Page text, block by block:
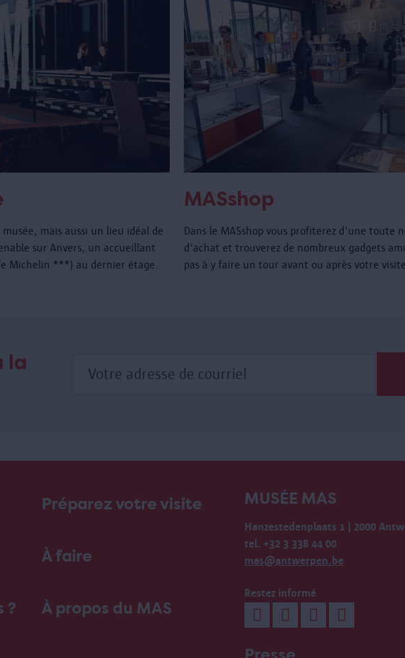
mais aussi un lieu idéal de
sur Anvers, un accueillant
Michelin ***) au dernier étage.
MASshop
Dans le MASshop vous profiterez d'une toute
d'achat et trouverez de nombreux gadgets
pas à y faire un tour avant ou après votre
la
Préparez votre visite
À faire
? À propos du MAS
MUSÉE MAS
Hanzestedenplaats 1 | 2000
tel. +32 3 338 44 00
mas@antwerpen.be
Restez informé